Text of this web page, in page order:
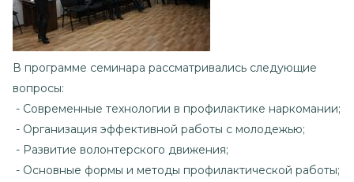
В программе семинара рассматривались следующие
вопросы:
- Современные технологии в профилактике наркомании;
- Организация эффективной работы с молодежью;
- Развитие волонтерского движения;
- Основные формы и методы профилактической работы;